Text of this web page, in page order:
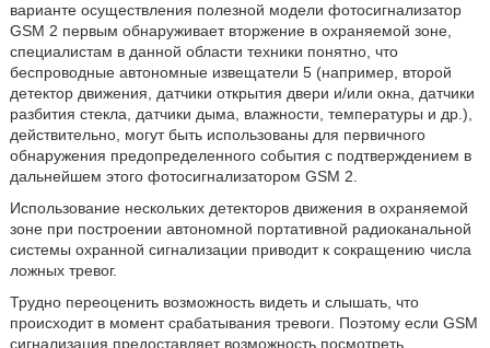
варианте осуществления полезной модели фотосигнализатор
GSM 2 первым обнаруживает вторжение в охраняемой зоне,
специалистам в данной области техники понятно, что
беспроводные автономные извещатели 5 (например, второй
детектор движения, датчики открытия двери и/или окна, датчики
разбития стекла, датчики дыма, влажности, температуры и др.),
действительно, могут быть использованы для первичного
обнаружения предопределенного события с подтверждением в
дальнейшем этого фотосигнализатором GSM 2.
Использование нескольких детекторов движения в охраняемой
зоне при построении автономной портативной радиоканальной
системы охранной сигнализации приводит к сокращению числа
ложных тревог.
Трудно переоценить возможность видеть и слышать, что
происходит в момент срабатывания тревоги. Поэтому если GSM
сигнализация предоставляет возможность посмотреть